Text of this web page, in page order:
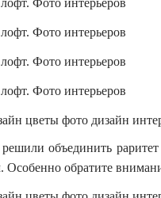
объединить раритет
Особенно обратите